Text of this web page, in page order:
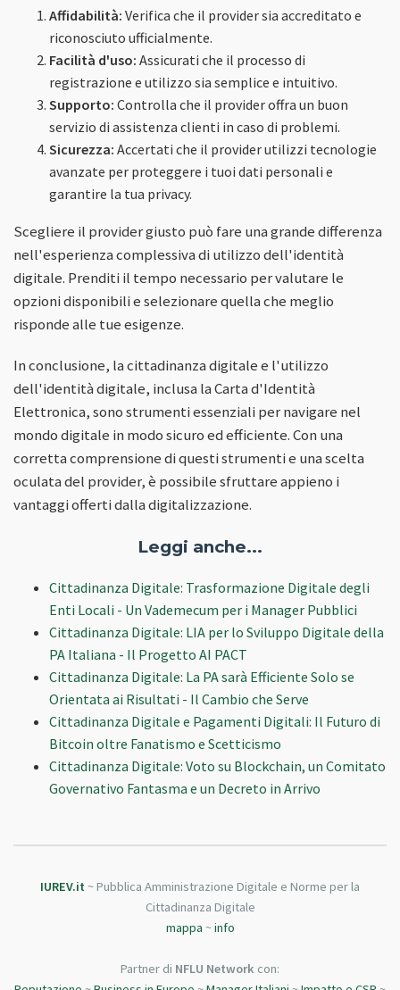
Affidabilità: Verifica che il provider sia accreditato e
riconosciuto ufficialmente.
Facilità d'uso: Assicurati che il processo di
registrazione e utilizzo sia semplice e intuitivo.
Supporto: Controlla che il provider offra un buon
servizio di assistenza clienti in caso di problemi.
Sicurezza: Accertati che il provider utilizzi tecnologie
avanzate per proteggere i tuoi dati personali e
garantire la tua privacy.
Scegliere il provider giusto può fare una grande differenza
nell'esperienza complessiva di utilizzo dell'identità
digitale. Prenditi il tempo necessario per valutare le
opzioni disponibili e selezionare quella che meglio
risponde alle tue esigenze.
In conclusione, la cittadinanza digitale e l'utilizzo
dell'identità digitale, inclusa la Carta d'Identità
Elettronica, sono strumenti essenziali per navigare nel
mondo digitale in modo sicuro ed efficiente. Con una
corretta comprensione di questi strumenti e una scelta
oculata del provider, è possibile sfruttare appieno i
vantaggi offerti dalla digitalizzazione.
Leggi anche...
Cittadinanza Digitale: Trasformazione Digitale degli
Enti Locali - Un Vademecum per i Manager Pubblici
Cittadinanza Digitale: LIA per lo Sviluppo Digitale della
PA Italiana - Il Progetto AI PACT
Cittadinanza Digitale: La PA sarà Efficiente Solo se
Orientata ai Risultati - Il Cambio che Serve
Cittadinanza Digitale e Pagamenti Digitali: Il Futuro di
Bitcoin oltre Fanatismo e Scetticismo
Cittadinanza Digitale: Voto su Blockchain, un Comitato
Governativo Fantasma e un Decreto in Arrivo
IUREV.it ~ Pubblica Amministrazione Digitale e Norme per la
Cittadinanza Digitale
mappa ~info
Partner di NFLU Network con: